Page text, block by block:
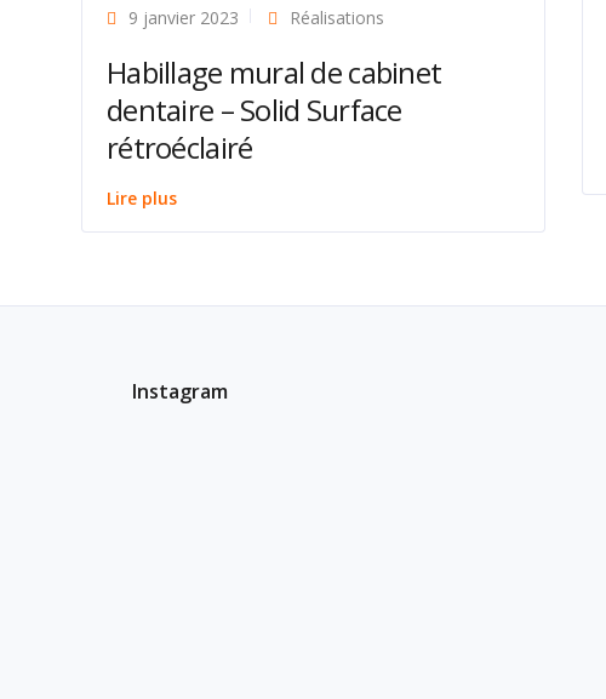
9 janvier 2023 Réalisations
Habillage mural de cabinet
dentaire – Solid Surface
rétroéclairé
Lire plus
Instagram